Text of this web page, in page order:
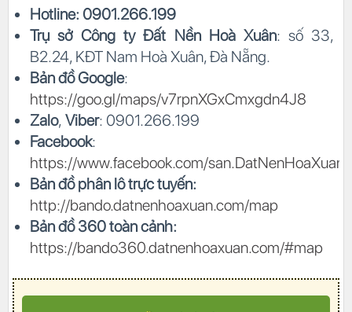
Hotline: 0901.266.199
Trụ sở Công ty Đất Nền Hoà Xuân: số 33,
B2.24, KĐT Nam Hoà Xuân, Đà Nẵng.
Bản đồ Google:
https://goo.gl/maps/v7rpnXGxCmxgdn4J8
Zalo, Viber: 0901.266.199
Facebook:
https://www.facebook.com/san.DatNenHoaXuan
Bản đồ phân lô trực tuyến:
http://bando.datnenhoaxuan.com/map
Bản đồ 360 toàn cảnh:
https://bando360.datnenhoaxuan.com/#map